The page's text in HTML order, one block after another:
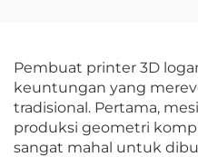
Pembuat printer 3D
keuntungan yang
tradisional. Pertama,
produksi geometri
sangat mahal untuk